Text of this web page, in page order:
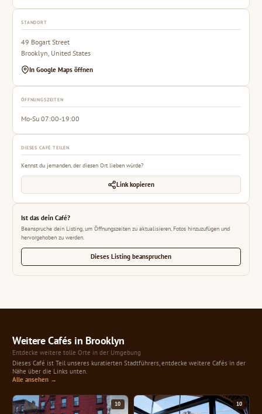
STANDORT
49 Bogart Street
Brooklyn, United States
In Google Maps öffnen
ÖFFNUNGSZEITEN
Mo-Su 07:00-19:00
DIESES CAFÉ TEILEN
Kennst du jemanden, der diesen Ort lieben würde?
Link kopieren
Ist das dein Café?
Beanspruche dein Listing, um Öffnungszeiten zu aktualisieren, Fotos hinzuzufügen und
hervorgehoben zu werden.
Dieses Listing beanspruchen
Weitere Cafés in Brooklyn
Entdecke weitere tolle Orte in der Umgebung
Dieses Café ist Teil unseres kuratierten Stadtführers, entdecke weitere Cafés in der
Nähe über die Links unten.
Alle ansehen →
10 10